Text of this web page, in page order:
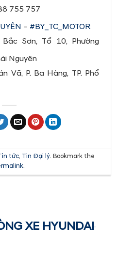
755 757
– #BY_TC_MOTOR
Sơn, Tổ 10, Phường
Nguyên
Vã, P. Ba Hàng, TP. Phổ
tức, Tin Đại lý. Bookmark the
.
XE HYUNDAI